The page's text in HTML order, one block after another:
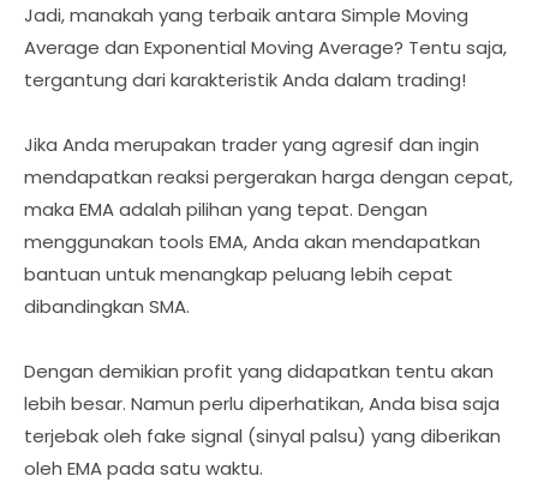
Jadi, manakah yang terbaik antara Simple Moving
Average dan Exponential Moving Average? Tentu saja,
tergantung dari karakteristik Anda dalam trading!
Jika Anda merupakan trader yang agresif dan ingin
mendapatkan reaksi pergerakan harga dengan cepat,
maka EMA adalah pilihan yang tepat. Dengan
menggunakan tools EMA, Anda akan mendapatkan
bantuan untuk menangkap peluang lebih cepat
dibandingkan SMA.
Dengan demikian profit yang didapatkan tentu akan
lebih besar. Namun perlu diperhatikan, Anda bisa saja
terjebak oleh fake signal (sinyal palsu) yang diberikan
oleh EMA pada satu waktu.